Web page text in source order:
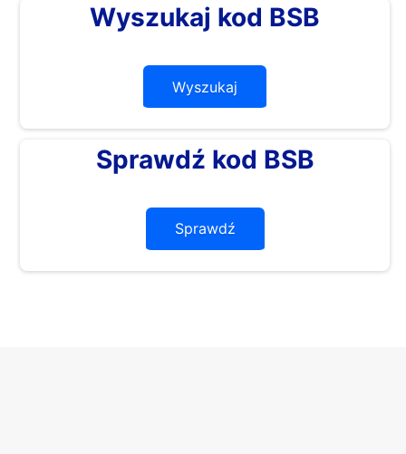
Wyszukaj kod BSB
Wyszukaj
Sprawdź kod BSB
Sprawdź